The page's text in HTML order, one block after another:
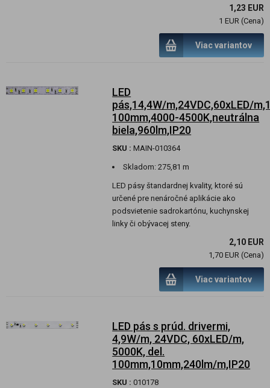
1,23 EUR
1 EUR (Cena)
Viac variantov
LED
pás,14,4W/m,24VDC,60xLED/
100mm,4000-4500K,neutrálna
biela,960lm,IP20
SKU : MAIN-010364
Skladom:275,81 m
LED pásy štandardnej kvality, ktoré sú
určené pre nenáročné aplikácie ako
podsvietenie sadrokartónu, kuchynskej
linky či obývacej steny.
2,10 EUR
1,70 EUR (Cena)
Viac variantov
LED pás s prúd. drivermi,
4,9W/m, 24VDC, 60xLED/m,
5000K, del.
100mm,10mm,240lm/m,IP20
SKU : 010178